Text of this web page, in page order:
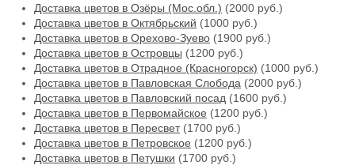
Доставка цветов в Озёры (Мос.обл.) (2000 руб.)
Доставка цветов в Октябрьский (1000 руб.)
Доставка цветов в Орехово-Зуево (1900 руб.)
Доставка цветов в Островцы (1200 руб.)
Доставка цветов в Отрадное (Красногорск) (1000 руб.)
Доставка цветов в Павловская Слобода (2000 руб.)
Доставка цветов в Павловский посад (1600 руб.)
Доставка цветов в Первомайское (1200 руб.)
Доставка цветов в Пересвет(1700 руб.)
Доставка цветов в Петровское (1200 руб.)
Доставка цветов в Петушки (1700 руб.)